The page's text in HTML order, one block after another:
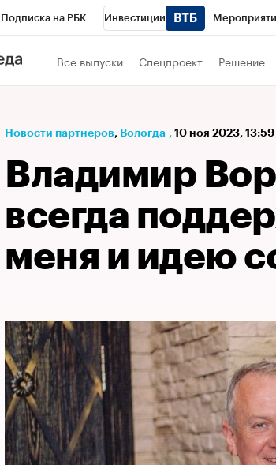
Подписка на РБК Инвестиции
Спорт
Технологии и медиа Рынок наличной
Все выпуски Спецпроект Решение
Новости партнеров⁠, Вологда , 10 ноя 2023, 13:59
Владимир
всегда
меня и идею